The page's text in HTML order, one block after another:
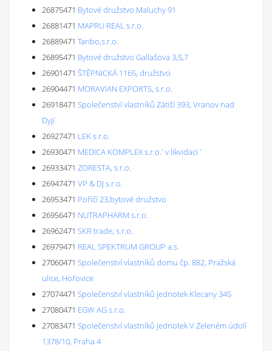
26875471 Bytové družstvo Maluchy 91
26881471 MAPRU REAL s.r.o.
26889471 Taribo,s.r.o.
26895471 Bytové družstvo Gallašova 3,5,7
26901471 ŠTĚPNICKÁ 1165, družstvo
26904471 MORAVIAN EXPORTS, s.r.o.
26918471 Společenství vlastníků Zátiší 393, Vranov nad
Dyjí
26927471 LEK s.r.o.
26930471 MEDICA KOMPLEX s.r.o.' v likvidaci '
26933471 ZORESTA, s.r.o.
26947471 VP & DJ s.r.o.
26953471 Poříčí 23,bytové družstvo
26956471 NUTRAPHARM s.r.o.
26962471 SKR trade, s.r.o.
26979471 REAL SPEKTRUM GROUP a.s.
27060471 Společenství vlastníků domu čp. 882, Pražská
ulice, Hořovice
27074471 Společenství vlastníků jednotek Klecany 345
27080471 EGW AG s.r.o.
27083471 Společenství vlastníků jednotek V Zeleném údolí
1378/10, Praha 4